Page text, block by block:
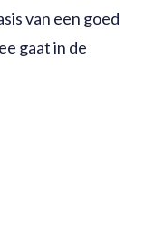
van een goed
gaat in de